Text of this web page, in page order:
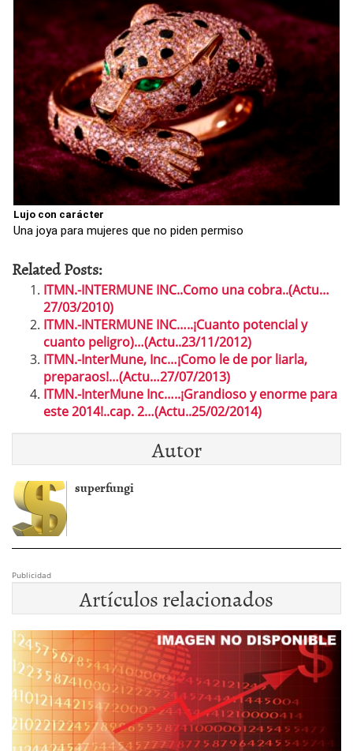
Lujo con carácter
Una joya para mujeres que no piden permiso
Related Posts:
ITMN.-INTERMUNE INC..Como una cobra..(Actu…
27/03/2010)
ITMN.-INTERMUNE INC…..¡Cuanto potencial y
cuanto peligro)…(Actu..23/11/2012)
ITMN.-InterMune, Inc…¡Como le de por liarla,
preparaos!…(Actu…27/07/2013)
ITMN.-InterMune Inc…..¡Grandioso y enorme para
este 2014!..cap. 2…(Actu..25/02/2014)
Autor
superfungi
Publicidad
Artículos relacionados